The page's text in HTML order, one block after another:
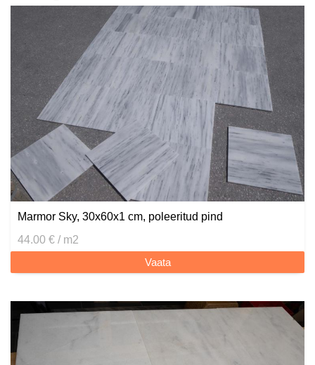
Marmor Sky, 30x60x1 cm, poleeritud pind
44.00 € / m2
Vaata